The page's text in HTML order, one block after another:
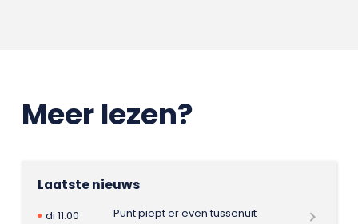
Meer lezen?
Laatste nieuws
di 11:00
Punt piept er even tussenuit